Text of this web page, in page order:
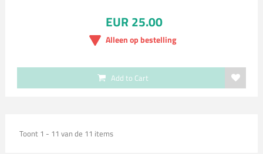
EUR 25.00
Alleen op bestelling
Add to Cart
Toont 1 - 11 van de 11 items